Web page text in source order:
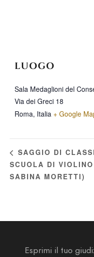
LUOGO
Sala Medaglioni del
Via dei Greci 18
Roma, Italia + Google
SAGGIO DI
SCUOLA DI VIOLINO
SABINA MORETTI)
Esprimi il tuo